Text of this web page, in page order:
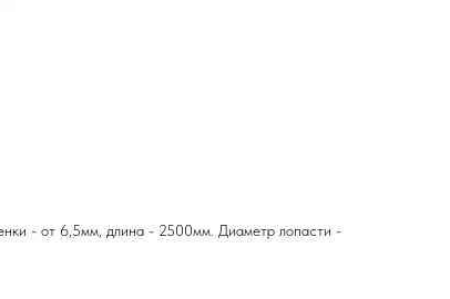
- от 6,5мм, длина - 2500мм. Диаметр лопасти -